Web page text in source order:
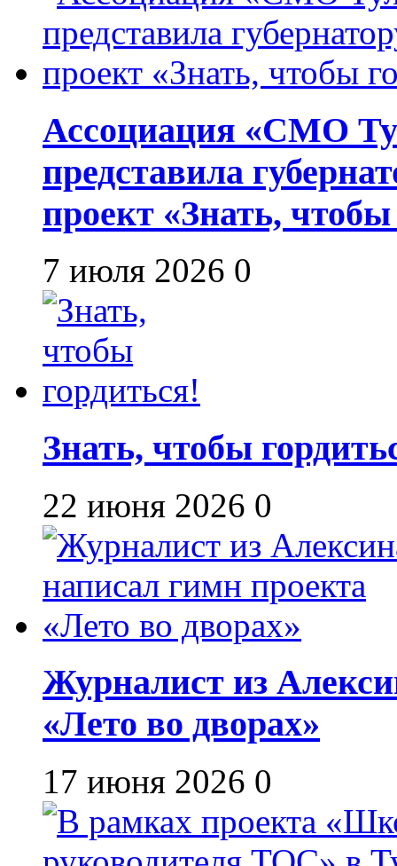
Ассоциация «СМО
представила
проект «Знать,
7 июля 2026 0
Знать, чтобы
22 июня 2026 0
Журналист из
«Лето во дворах»
17 июня 2026 0